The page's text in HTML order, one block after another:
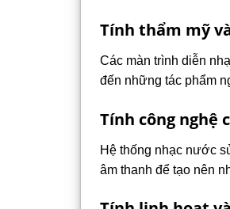
Tính thẩm mỹ
Các màn trình diễn
đến những tác phẩm
Tính công nghệ
Hệ thống nhạc nước
âm thanh để tạo nên